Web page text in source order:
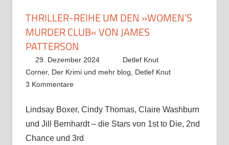
THRILLER-REIHE UM DEN »WOMEN’S
MURDER CLUB« VON JAMES
PATTERSON
29. Dezember 2024
Detlef Knut
Corner, Der Krimi und mehr blog
Detlef Knut
3 Kommentare
Lindsay Boxer, Cindy Thomas, Claire Washburn
und Jill Bernhardt – die Stars von 1st to Die, 2nd
Chance und 3rd